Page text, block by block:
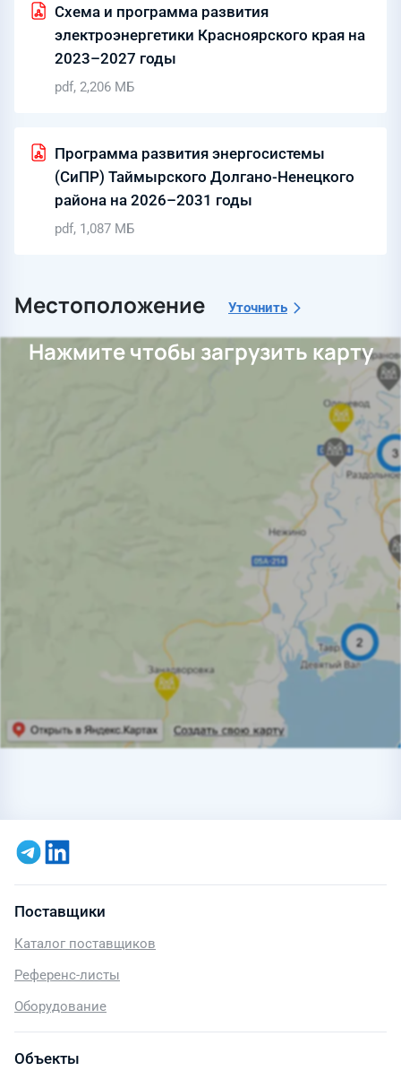
Схема и программа развития
электроэнергетики Красноярского края на
2023–2027 годы
pdf, 2,206 МБ
Программа развития энергосистемы
(СиПР) Таймырского Долгано-Ненецкого
района на 2026–2031 годы
pdf, 1,087 МБ
Местоположение Уточнить
Нажмите чтобы загрузить карту
Поставщики
Каталог поставщиков
Референс-листы
Оборудование
Объекты